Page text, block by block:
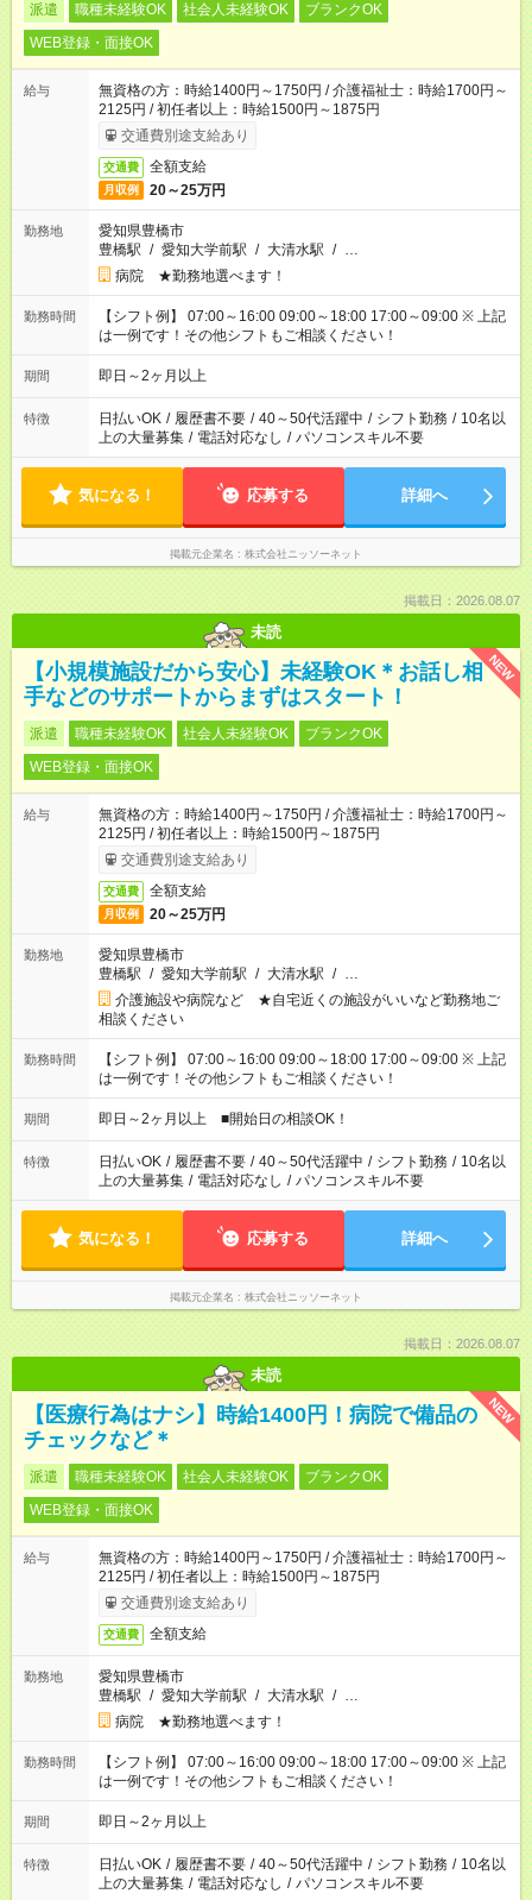
派遣 職種未経験OK 社会人未経験OK
ブランクOK
WEB登録・面接OK
給与
無資格の方：時給1400円～1750円 / 介護福祉士：時給1700円～
2125円 / 初任者以上：時給1500円～1875円
交通費別途支給あり
交通費 全額支給
月収例 20～25万円
勤務地
愛知県豊橋市
豊橋駅 / 愛知大学前駅 / 大清水駅 / …
病院 ★勤務地選べます！
勤務時間
【シフト例】 07:00～16:00 09:00～18:00 17:00～09:00 ※ 上記
は一例です！その他シフトもご相談ください！
期間 即日～2ヶ月以上
特徴 日払いOK / 履歴書不要 / 40～50代活躍中 / シフト勤務 / 10名以
上の大量募集 / 電話対応なし / パソコンスキル不要
気になる！ 応募する 詳細へ
掲載元企業名 株式会社ニッソーネット
掲載日：2026.08.07
未読
NEW
【小規模施設だから安心】未経験OK＊お話し相
手などのサポートからまずはスタート！
派遣 職種未経験OK 社会人未経験OK
ブランクOK
WEB登録・面接OK
給与
無資格の方：時給1400円～1750円 / 介護福祉士：時給1700円～
2125円 / 初任者以上：時給1500円～1875円
交通費別途支給あり
交通費 全額支給
月収例 20～25万円
勤務地
愛知県豊橋市
豊橋駅 / 愛知大学前駅 / 大清水駅 / …
介護施設や病院など ★自宅近くの施設がいいなど勤務地ご
相談ください
勤務時間
【シフト例】 07:00～16:00 09:00～18:00 17:00～09:00 ※ 上記
は一例です！その他シフトもご相談ください！
期間 即日～2ヶ月以上 ■開始日の相談OK！
特徴 日払いOK / 履歴書不要 / 40～50代活躍中 / シフト勤務 / 10名以
上の大量募集 / 電話対応なし / パソコンスキル不要
気になる！ 応募する 詳細へ
掲載元企業名 株式会社ニッソーネット
掲載日：2026.08.07
未読
NEW
【医療行為はナシ】時給1400円！病院で備品の
チェックなど＊
派遣 職種未経験OK 社会人未経験OK
ブランクOK
WEB登録・面接OK
給与
無資格の方：時給1400円～1750円 / 介護福祉士：時給1700円～
2125円 / 初任者以上：時給1500円～1875円
交通費別途支給あり
交通費 全額支給
勤務地
愛知県豊橋市
豊橋駅 / 愛知大学前駅 / 大清水駅 / …
病院 ★勤務地選べます！
勤務時間
【シフト例】 07:00～16:00 09:00～18:00 17:00～09:00 ※ 上記
は一例です！その他シフトもご相談ください！
期間 即日～2ヶ月以上
特徴 日払いOK / 履歴書不要 / 40～50代活躍中 / シフト勤務 / 10名以
上の大量募集 / 電話対応なし / パソコンスキル不要